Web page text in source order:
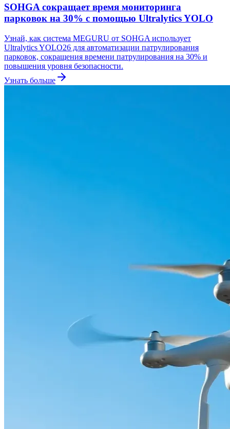
SOHGA сокращает время мониторинга
парковок на 30% с помощью Ultralytics YOLO
Узнай, как система MEGURU от SOHGA использует
Ultralytics YOLO26 для автоматизации патрулирования
парковок, сокращения времени патрулирования на 30% и
повышения уровня безопасности.
Узнать больше